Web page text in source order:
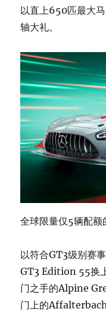
以直上650匹最大
轴大礼。
全球限量仅5辆配
以符合GT3级别赛
GT3 Edition 55换
门之手的Alpine
门上的